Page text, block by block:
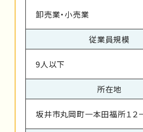
卸売業・小売業
従業員規模
9人以下
所在地
坂井市丸岡町一本田福所１２